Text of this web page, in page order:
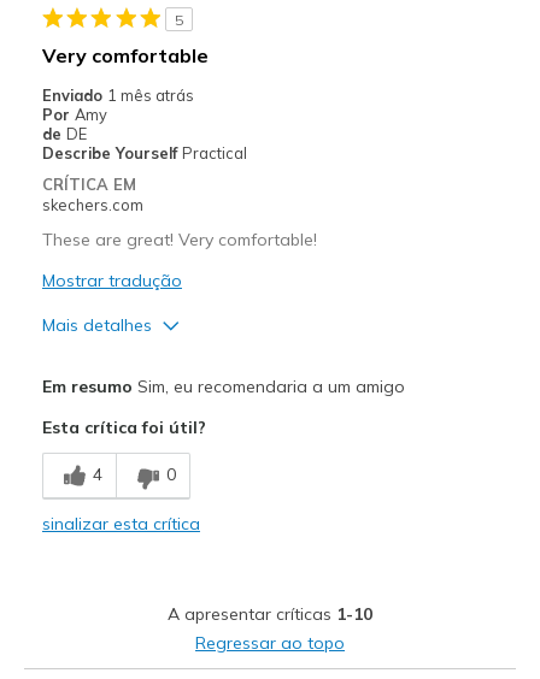
Width
Sizing
Feels true to size
View On Shoes
5
Very comfortable
Enviado 1 mês atrás
Por Amy
de DE
Describe Yourself Practical
CRÍTICA EM
skechers.com
These are great! Very comfortable!
Mostrar tradução
Mais detalhes
Comfortable
Stylish
Feels true to width
Sizing
Feels true to size
Em resumo Sim, eu recomendaria a um amigo
Esta crítica foi útil?
4 0
sinalizar esta crítica
A apresentar críticas 1-10
Regressar ao topo